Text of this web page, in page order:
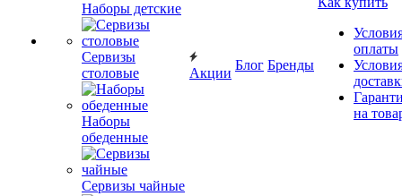
Наборы детские
Сервизы
столовые
Наборы
обеденные
Сервизы чайные
Акции
Блог Бренды
оплаты
на